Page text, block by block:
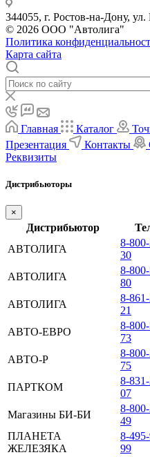
344055, г. Ростов-на-Дону,
© 2026 ООО "Автолига"
Политика
Карта сайта
Главная Каталог
Презентация
Контакты
Реквизиты
Дистрибьюторы
×
Дистрибьютор
АВТОЛИГА
8-
30
АВТОЛИГА
8-
80
АВТОЛИГА
8-
21
АВТО-ЕВРО
8-
73
АВТО-Р
8-
75
ПАРТКОМ
8-
07
Магазины БИ-БИ
8-
49
ПЛАНЕТА
ЖЕЛЕЗЯКА
8-
99